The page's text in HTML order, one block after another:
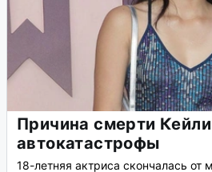
Причина смерти
автокатастрофы
18-летняя актриса скончалась